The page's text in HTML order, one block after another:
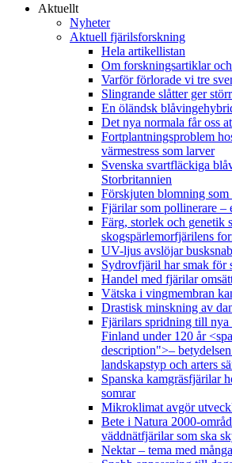
Aktuellt
Nyheter
Aktuell fjärilsforskning
Hela artikellistan
Om forskningsartiklar
Varför förlorade vi tre
Slingrande slåtter ger
En öländsk
Det nya normala får oss
Fortplantningsproblem
värmestress som larver
Svenska svartfläckiga
Storbritannien
Förskjuten blomning
Fjärilar som pollinerare –
Färg, storlek och genetik
skogspärlemorfjärilens
UV-ljus avslöjar
Sydrovfjäril har smak för
Handel med fjärilar
Vätska i vingmembran
Drastisk minskning av
Fjärilars spridning till nya
Finland under 120 år
description">–
landskapstyp och arters
Spanska kamgräsfjärilar
somrar
Mikroklimat avgör
Bete i Natura 2000-
väddnätfjärilar som ska
Nektar – tema med